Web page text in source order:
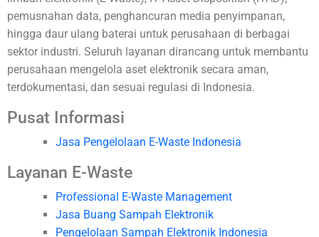
pemusnahan data, penghancuran media penyimpanan,
hingga daur ulang baterai untuk perusahaan di berbagai
sektor industri. Seluruh layanan dirancang untuk membantu
perusahaan mengelola aset elektronik secara aman,
terdokumentasi, dan sesuai regulasi di Indonesia.
Pusat Informasi
Jasa Pengelolaan E-Waste Indonesia
Layanan E-Waste
Professional E-Waste Management
Jasa Buang Sampah Elektronik
Pengelolaan Sampah Elektronik Indonesia